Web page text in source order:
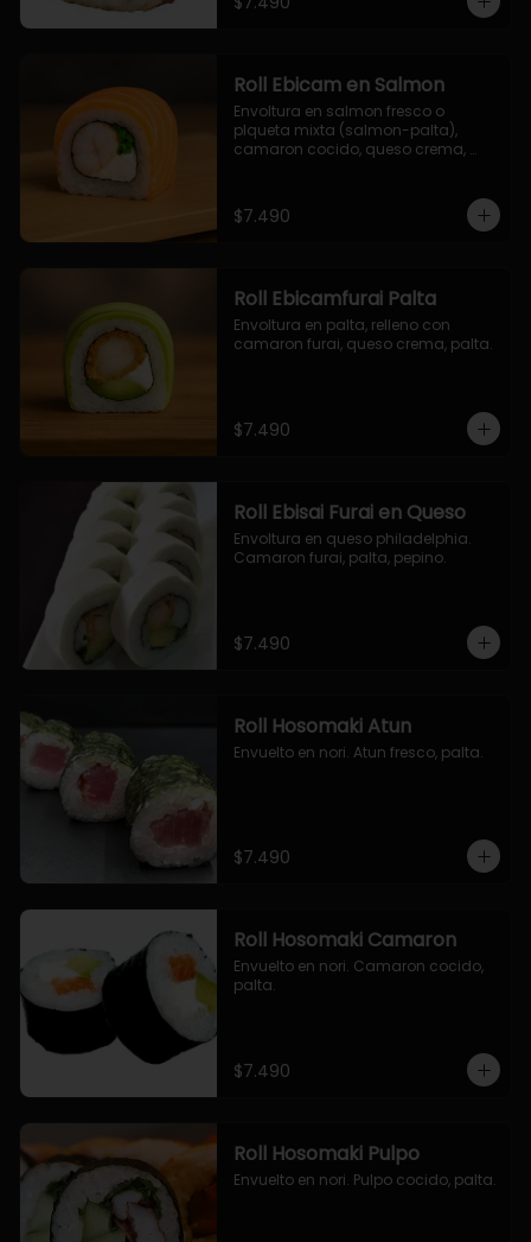
Roll Ebicam en Salmon
Envoltura en salmon fresco o
plqueta mixta (salmon-palta),
camaron cocido, queso crema,
$7.490
Roll Ebicamfurai Palta
Envoltura en palta, relleno con
camaron furai, queso crema, palta.
$7.490
Roll Ebisai Furai en Queso
Envoltura en queso philadelphia.
Camaron furai, palta, pepino.
$7.490
Roll Hosomaki Atun
Envuelto en nori. Atun fresco, palta.
$7.490
Roll Hosomaki Camaron
Envuelto en nori. Camaron cocido,
palta.
$7.490
Roll Hosomaki Pulpo
Envuelto en nori. Pulpo cocido, palta.